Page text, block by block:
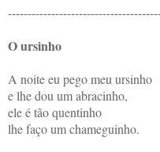
O ursinho
A noite eu pego meu ursinho
e lhe dou um abracinho,
ele é tão quentinho
lhe faço um chameguinho.